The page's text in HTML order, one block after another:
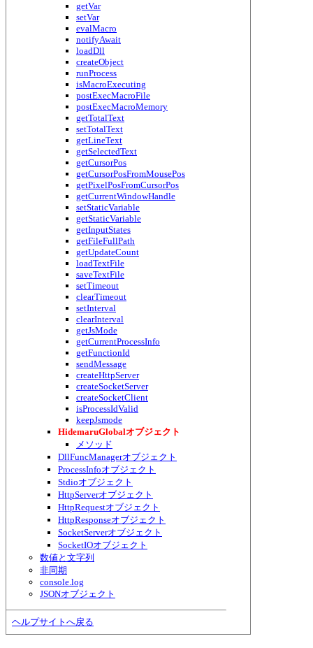
getVar
setVar
evalMacro
notifyAwait
loadDll
createObject
runProcess
isMacroExecuting
postExecMacroFile
postExecMacroMemory
getTotalText
setTotalText
getLineText
getSelectedText
getCursorPos
getCursorPosFromMousePos
getPixelPosFromCursorPos
getCurrentWindowHandle
setStaticVariable
getStaticVariable
getInputStates
getFileFullPath
getUpdateCount
loadTextFile
saveTextFile
setTimeout
clearTimeout
setInterval
clearInterval
getJsMode
getCurrentProcessInfo
getFunctionId
sendMessage
createHttpServer
createSocketServer
createSocketClient
isProcessIdValid
keepJsmode
HidemaruGlobalオブジェクト
メソッド
DllFuncManagerオブジェクト
ProcessInfoオブジェクト
Stdioオブジェクト
HttpServerオブジェクト
HttpRequestオブジェクト
HttpResponseオブジェクト
SocketServerオブジェクト
SocketIOオブジェクト
数値と文字列
非同期
console.log
JSONオブジェクト
ヘルプサイトへ戻る